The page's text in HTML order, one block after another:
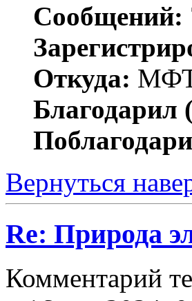
Сообщений:
Откуда:
Благодарил
Вернуться
Re: Природа
Комментарий